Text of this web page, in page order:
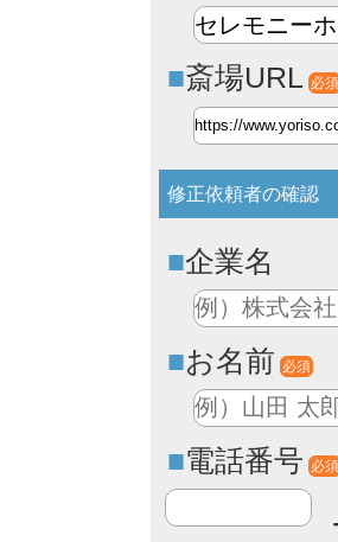
斎場URL 必須
修正依頼者の確認
企業名
お名前 必須
電話番号 必須